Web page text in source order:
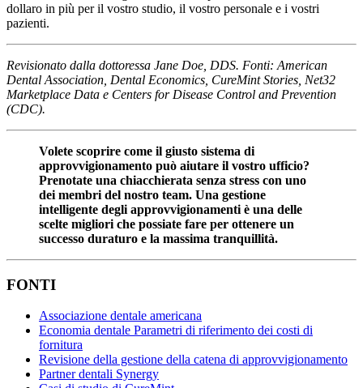
dollaro in più per il vostro studio, il vostro personale e i vostri
pazienti.
Revisionato dalla dottoressa Jane Doe, DDS. Fonti: American
Dental Association, Dental Economics, CureMint Stories, Net32
Marketplace Data e Centers for Disease Control and Prevention
(CDC).
Volete scoprire come il giusto sistema di
approvvigionamento può aiutare il vostro ufficio?
Prenotate una chiacchierata senza stress con uno
dei membri del nostro team. Una gestione
intelligente degli approvvigionamenti è una delle
scelte migliori che possiate fare per ottenere un
successo duraturo e la massima tranquillità.
FONTI
Associazione dentale americana
Economia dentale Parametri di riferimento dei costi di
fornitura
Revisione della gestione della catena di approvvigionamento
Partner dentali Synergy